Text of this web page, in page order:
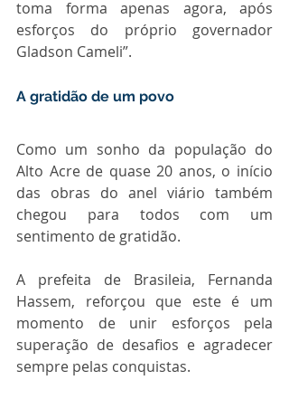
toma forma apenas agora, após
esforços do próprio governador
Gladson Cameli”.
A gratidão de um povo
Como um sonho da população do
Alto Acre de quase 20 anos, o início
das obras do anel viário também
chegou para todos com um
sentimento de gratidão.
A prefeita de Brasileia, Fernanda
Hassem, reforçou que este é um
momento de unir esforços pela
superação de desafios e agradecer
sempre pelas conquistas.